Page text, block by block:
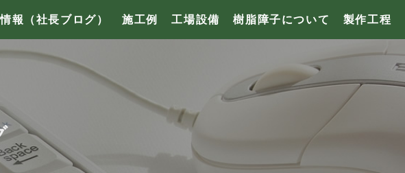
報（社長ブログ） 施工例 工場設備 樹脂障子について 製作工程